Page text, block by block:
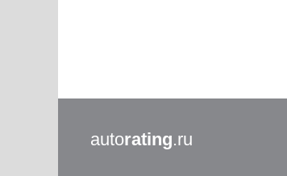
autorating.ru